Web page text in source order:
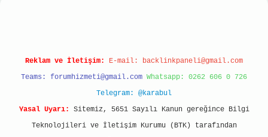
Reklam ve İletişim: E-mail: backlinkpaneli@gmail.com
Teams: forumhizmeti@gmail.com Whatsapp: 0262 606 0 726
Telegram: @karabul
Yasal Uyarı:
Sitemiz, 5651 Sayılı Kanun gereğince Bilgi
Teknolojileri ve İletişim Kurumu (BTK) tarafından